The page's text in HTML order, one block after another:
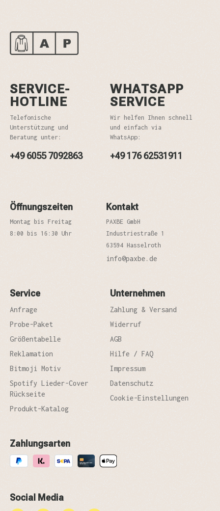
SERVICE-
HOTLINE
Telefonische
Unterstützung und
Beratung unter:
+49 6055 7092863
WHATSAPP
SERVICE
Wir helfen Ihnen schnell
und einfach via
WhatsApp:
+49 176 62531911
Öffnungszeiten
Montag bis Freitag
8:00 bis 16:30 Uhr
Kontakt
PAXBE GmbH
Industriestraße 1
63594 Hasselroth
info@paxbe.de
Service
Anfrage
Probe-Paket
Größentabelle
Reklamation
Bitmoji Motiv
Spotify Lieder-Cover
Rückseite
Produkt-Katalog
Unternehmen
Zahlung & Versand
Widerruf
AGB
Hilfe / FAQ
Impressum
Datenschutz
Cookie-Einstellungen
Zahlungsarten
Social Media